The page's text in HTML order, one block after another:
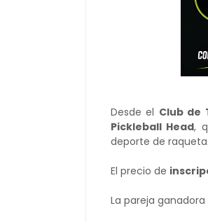
Desde el Club de
Pickleball Head,
deporte de raqueta.
El precio de
La pareja